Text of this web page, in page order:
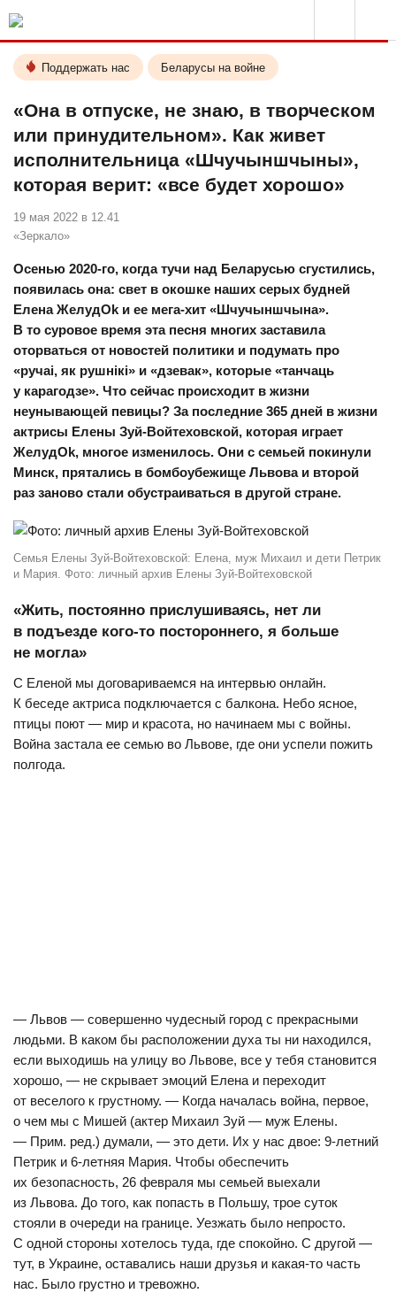
Поддержать нас Беларусы на войне
«Она в отпуске, не знаю, в творческом
или принудительном». Как живет
исполнительница «Шчучыншчыны»,
которая верит: «все будет хорошо»
19 мая 2022 в 12.41
«Зеркало»
Осенью 2020-го, когда тучи над Беларусью сгустились,
появилась она: свет в окошке наших серых будней
Елена ЖелудОk и ее мега-хит «Шчучыншчына».
В то суровое время эта песня многих заставила
оторваться от новостей политики и подумать про
«ручаі, як рушнікі» и «дзевак», которые «танчаць
у карагодзе». Что сейчас происходит в жизни
неунывающей певицы? За последние 365 дней в жизни
актрисы Елены Зуй-Войтеховской, которая играет
ЖелудОk, многое изменилось. Они с семьей покинули
Минск, прятались в бомбоубежище Львова и второй
раз заново стали обустраиваться в другой стране.
Семья Елены Зуй-Войтеховской: Елена, муж Михаил и дети Петрик
и Мария. Фото: личный архив Елены Зуй-Войтеховской
«Жить, постоянно прислушиваясь, нет ли
в подъезде кого-то постороннего, я больше
не могла»
С Еленой мы договариваемся на интервью онлайн.
К беседе актриса подключается с балкона. Небо ясное,
птицы поют — мир и красота, но начинаем мы с войны.
Война застала ее семью во Львове, где они успели пожить
полгода.
— Львов — совершенно чудесный город c прекрасными
людьми. В каком бы расположении духа ты ни находился,
если выходишь на улицу во Львове, все у тебя становится
хорошо, — не скрывает эмоций Елена и переходит
от веселого к грустному. — Когда началась война, первое,
о чем мы с Мишей (актер Михаил Зуй — муж Елены.
— Прим. ред.) думали, — это дети. Их у нас двое: 9-летний
Петрик и 6-летняя Мария. Чтобы обеспечить
их безопасность, 26 февраля мы семьей выехали
из Львова. До того, как попасть в Польшу, трое суток
стояли в очереди на границе. Уезжать было непросто.
С одной стороны хотелось туда, где спокойно. С другой —
тут, в Украине, оставались наши друзья и какая-то часть
нас. Было грустно и тревожно.